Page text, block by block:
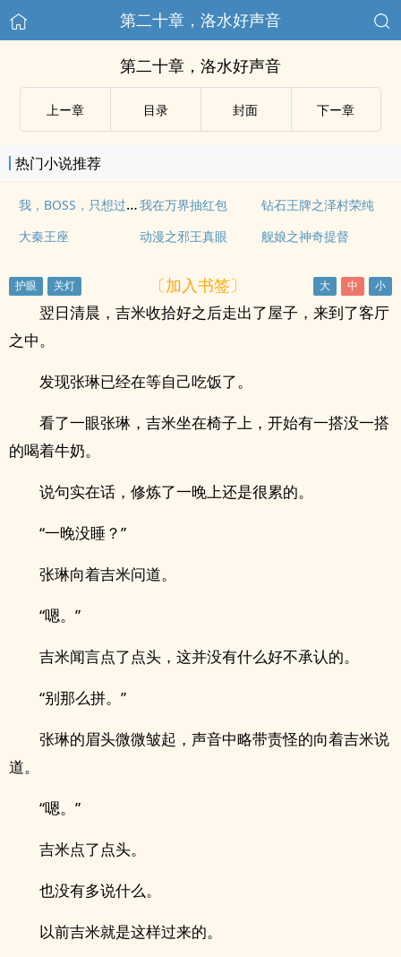
第二十章，洛水好声音
第二十章，洛水好声音
上ー章 目录 封面 下ー章
热门小说推荐
我，BOSS，只想过平静的生活我在万界抽红包
钻石王牌之泽村荣纯
大秦王座
动漫之邪王真眼 舰娘之神奇提督
〔加入书签〕
翌日清晨，吉米收拾好之后走出了屋子，来到了客厅
之中。
发现张琳已经在等自己吃饭了。
看了一眼张琳，吉米坐在椅子上，开始有一搭没一搭
的喝着牛奶。
说句实在话，修炼了一晚上还是很累的。
“一晚没睡？”
张琳向着吉米问道。
“嗯。”
吉米闻言点了点头，这并没有什么好不承认的。
“别那么拼。”
张琳的眉头微微皱起，声音中略带责怪的向着吉米说
道。
“嗯。”
吉米点了点头。
也没有多说什么。
以前吉米就是这样过来的。